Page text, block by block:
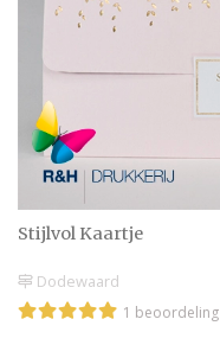
Stijlvol Kaartje
Dodewaard
1 beoordeling